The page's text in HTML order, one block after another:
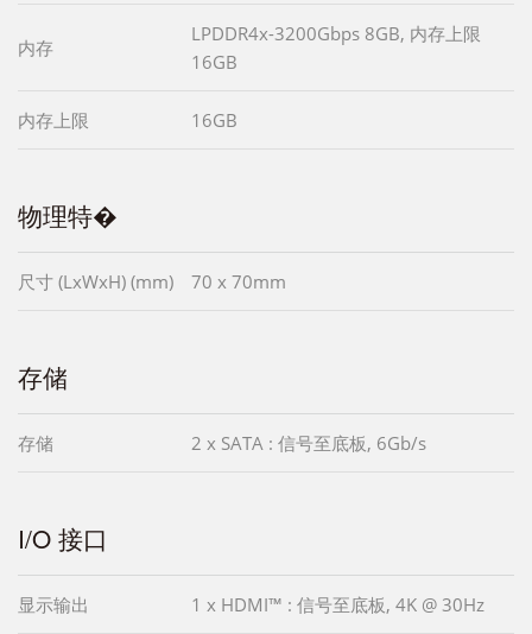
内存
LPDDR4x-3200Gbps 8GB, 内存上限
16GB
内存上限 16GB
物理特�
尺寸 (LxWxH) (mm) 70 x 70mm
存储
存储 2 x SATA : 信号至底板, 6Gb/s
I/O 接口
显示输出 1 x HDMI™ : 信号至底板, 4K @ 30Hz